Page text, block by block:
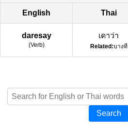
English Thai
daresay
(Verb)
เดาว่า
Related:บางที
Search